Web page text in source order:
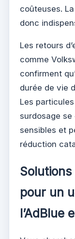
coûteuses.
donc
Les retours
comme
confirment
durée de vie
Les
surdosage
sensibles et
réduction
pour un
l’AdBlue